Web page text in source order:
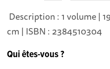
Description : 1 volume |
cm | ISBN : 2384510304
Qui êtes-vous ?